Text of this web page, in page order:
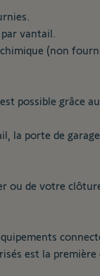
vantail.
(non
possible grâce
la porte de
de votre
est la